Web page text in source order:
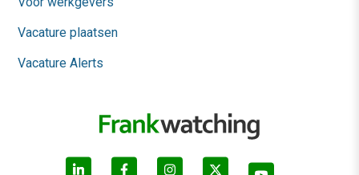
Vacature plaatsen
Vacature Alerts